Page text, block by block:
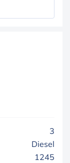
3
Diesel
1245